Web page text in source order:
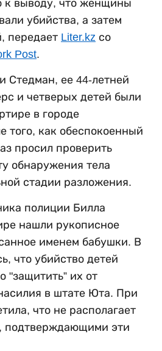
к выводу, что женщины
убийства, а затем
передает Liter.kz со
Post.
Стедман, ее 44-летней
и четверых детей были
в городе
того, как обеспокоенный
просил проверить
обнаружения тела
стадии разложения.
полиции Билла
нашли рукописное
именем бабушки. В
что убийство детей
"защитить” их от
в штате Юта. При
что не располагает
подтверждающими эти